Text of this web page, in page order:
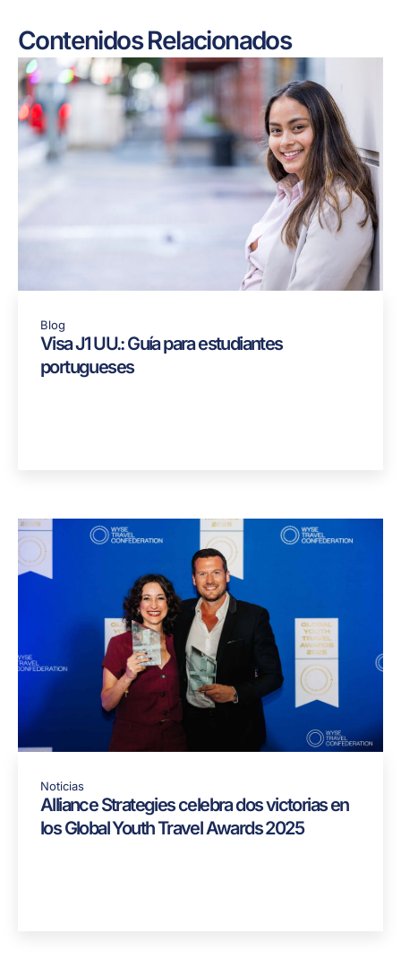
Contenidos Relacionados
Blog
Visa J1 UU.: Guía para estudiantes
portugueses
Noticias
Alliance Strategies celebra dos victorias en
los Global Youth Travel Awards 2025